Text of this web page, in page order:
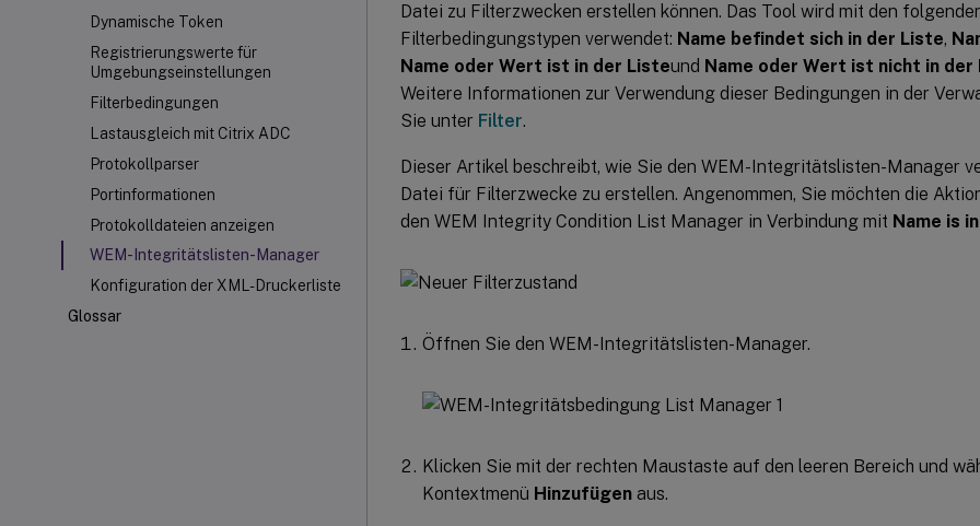
Dynamische Token
Registrierungswerte für
Umgebungseinstellungen
Filterbedingungen
Lastausgleich mit Citrix ADC
Protokollparser
Portinformationen
Protokolldateien anzeigen
WEM-Integritätslisten-Manager
Konfiguration der XML-Druckerliste
Glossar
Datei zu Filterzwecken erstellen können. Das Tool wird mit den
Filterbedingungstypen verwendet: Name befindet sich in der Liste,
Name oder Wert ist in der Listeund Name oder Wert ist nicht in
Weitere Informationen zur Verwendung dieser Bedingungen in der
Sie unter Filter.
Dieser Artikel beschreibt, wie Sie den WEM-Integritätslisten-Manager
Datei für Filterzwecke zu erstellen. Angenommen, Sie möchten die
den WEM Integrity Condition List Manager in Verbindung mit Name is
Öffnen Sie den WEM-Integritätslisten-Manager.
Klicken Sie mit der rechten Maustaste auf den leeren Bereich und
Kontextmenü Hinzufügen aus.